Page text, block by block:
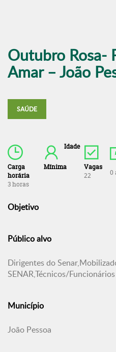
Outubro Rosa-
Amar – João
SAÚDE
Carga
horária
3 horas
Idade
Mínima
Vagas
22
0
Objetivo
Público alvo
Dirigentes do
SENAR,Técnicos/
Município
João Pessoa